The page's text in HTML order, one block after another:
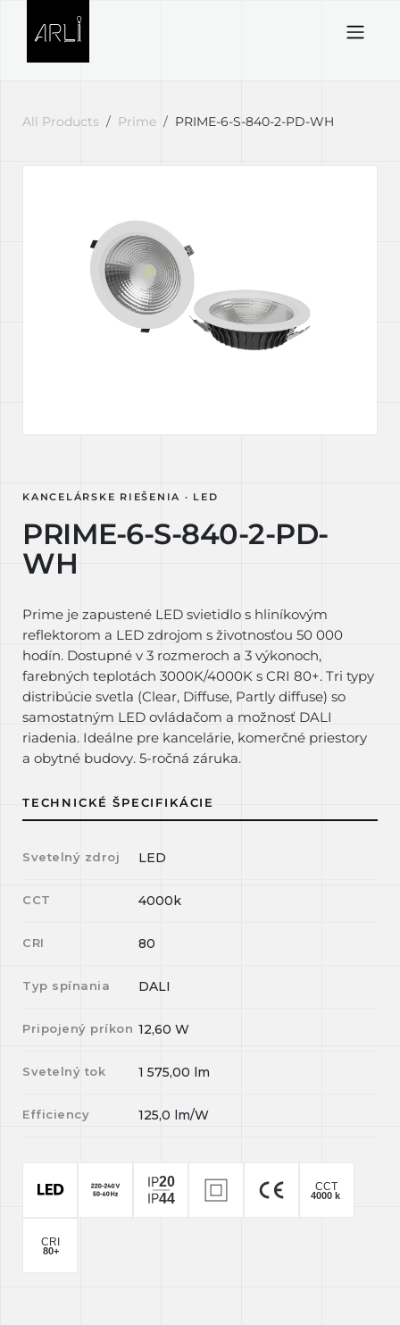
All Products Prime PRIME-6-S-840-2-PD-WH
KANCELÁRSKE RIEŠENIA · LED
PRIME-6-S-840-2-PD-
WH
Prime je zapustené LED svietidlo s hliníkovým
reflektorom a LED zdrojom s životnosťou 50 000
hodín. Dostupné v 3 rozmeroch a 3 výkonoch,
farebných teplotách 3000K/4000K s CRI 80+. Tri typy
distribúcie svetla (Clear, Diffuse, Partly diffuse) so
samostatným LED ovládačom a možnosť DALI
riadenia. Ideálne pre kancelárie, komerčné priestory
a obytné budovy. 5-ročná záruka.
TECHNICKÉ ŠPECIFIKÁCIE
Svetelný zdroj LED
CCT 4000k
CRI 80
Typ spínania DALI
Pripojený príkon 12,60 W
Svetelný tok 1 575,00 lm
Efficiency 125,0 lm/W